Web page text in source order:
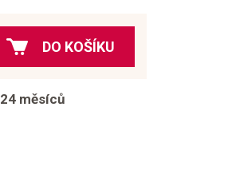
DO KOŠÍKU
24 měsíců